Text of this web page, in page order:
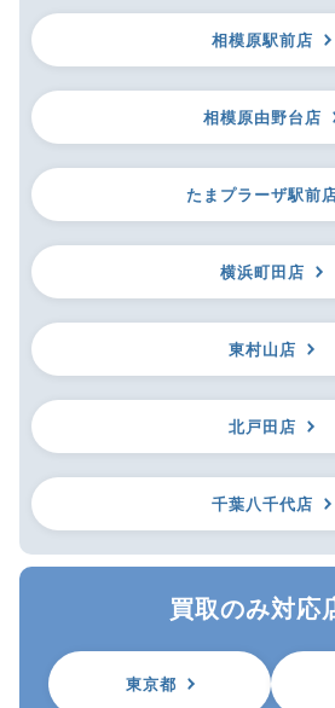
相模原駅前店
相模原由野台店
たまプラーザ駅前
横浜町田店
東村山店
北戸田店
千葉八千代店
買取のみ対応
東京都